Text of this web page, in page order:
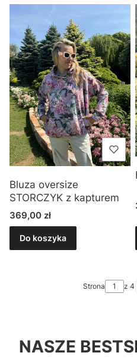
Bluza oversize
STORCZYK z kapturem
Cena
369,00 zł
Do koszyka
Strona z 4
NASZE